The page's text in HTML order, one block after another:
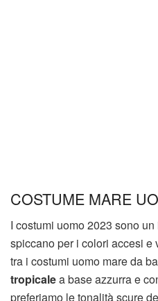
COSTUME MARE
I costumi uomo 2023 sono
spiccano per i colori accesi e
tra i costumi uomo mare da
tropicalea base azzurra e
preferiamo le tonalità scure